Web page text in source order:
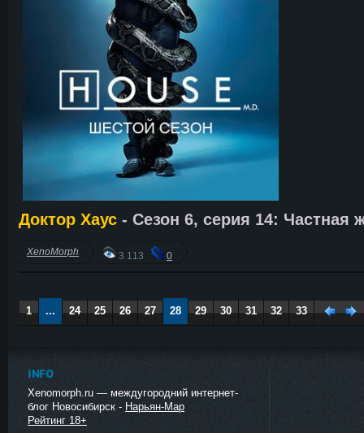
Доктор Хаус - Сезон 6, серия 14: Частная
XenoMorph 3 113 0
1 ... 24 25 26 27 28 29 30 31 32
33
INFO
Xenomorph.ru — междугородний интернет-
блог Новосибирск - Нарьян-Мар
Рейтинг 18+